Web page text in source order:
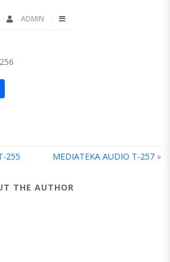
ADMIN
255 MEDIATEKA AUDIO T-257 »
THE AUTHOR